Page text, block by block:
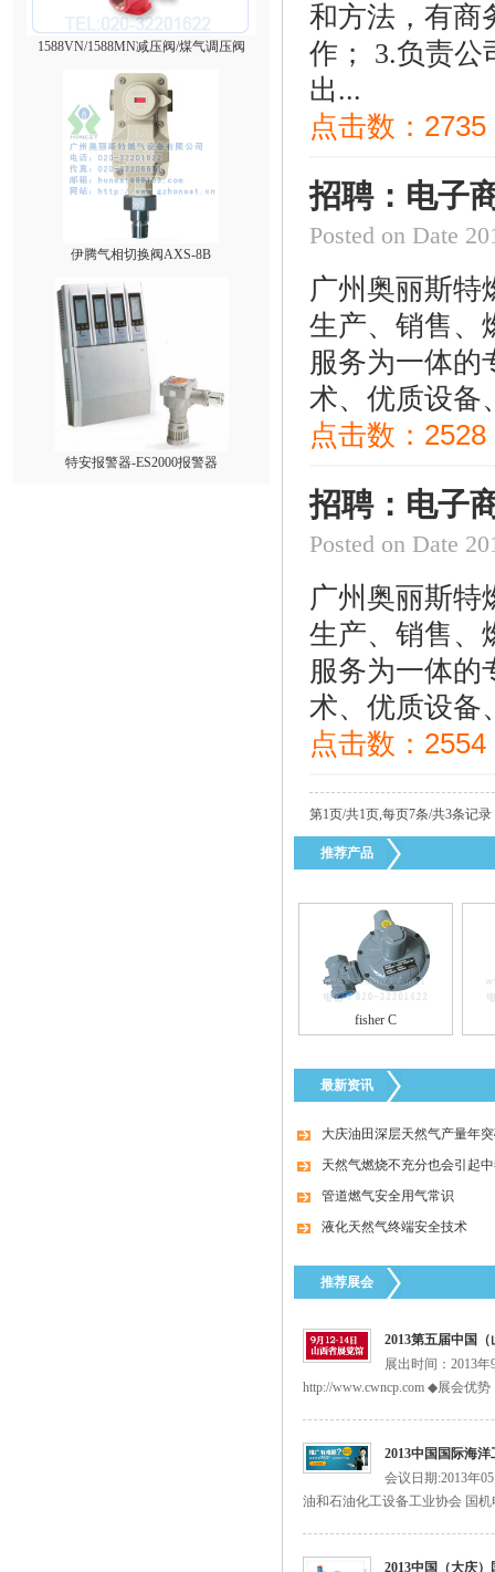
1588VN/1588MN减压阀/煤气调压阀
伊腾气相切换阀AXS-8B
特安报警器-ES2000报警器
和方法，有商
作； 3.负责公
出...
点击数： 2735
招聘：电子
Posted on Date
广州奥丽斯特
生产、销售、
服务为一体的
术、优质设备
点击数： 2528
招聘：电子
Posted on Date
广州奥丽斯特
生产、销售、
服务为一体的
术、优质设备
点击数： 2554
第1页/共1页,每页7条/共3条记录
推荐产品
fisher C
最新资讯
大庆油田深层天然气产量年
天然气燃烧不充分也会引起
管道燃气安全用气常识
液化天然气终端安全技术
推荐展会
2013第五届中国
展出时间：2013
http://www.cwncp.com ◆展会优
2013中国国际海
会议日期:2013年
油和石油化工设备工业协会 国
2013中国（大庆